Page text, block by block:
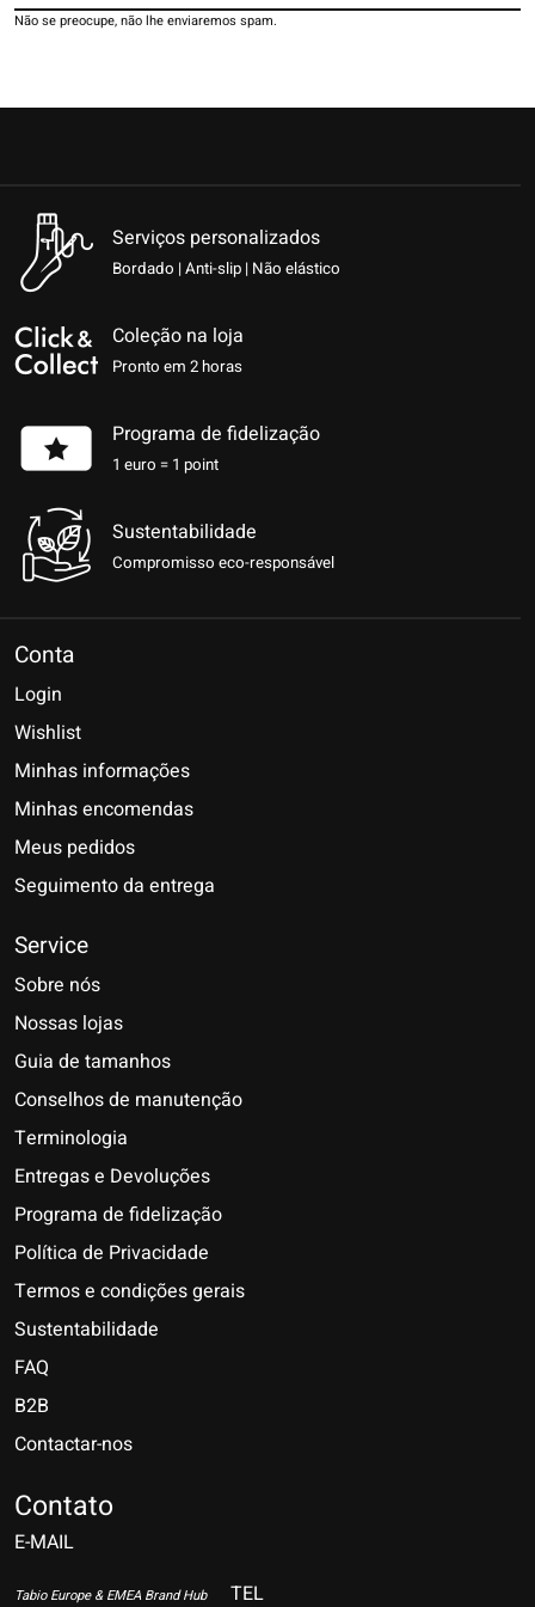
Não se preocupe, não lhe enviaremos spam.
Serviços personalizados
Bordado | Anti-slip | Não elástico
Coleção na loja
Pronto em 2 horas
Programa de fidelização
1 euro = 1 point
Sustentabilidade
Compromisso eco-responsável
Conta
Login
Wishlist
Minhas informações
Minhas encomendas
Meus pedidos
Seguimento da entrega
Service
Sobre nós
Nossas lojas
Guia de tamanhos
Conselhos de manutenção
Terminologia
Entregas e Devoluções
Programa de fidelização
Política de Privacidade
Termos e condições gerais
Sustentabilidade
FAQ
B2B
Contactar-nos
Contato
E-MAIL
Tabio Europe & EMEA Brand Hub TEL